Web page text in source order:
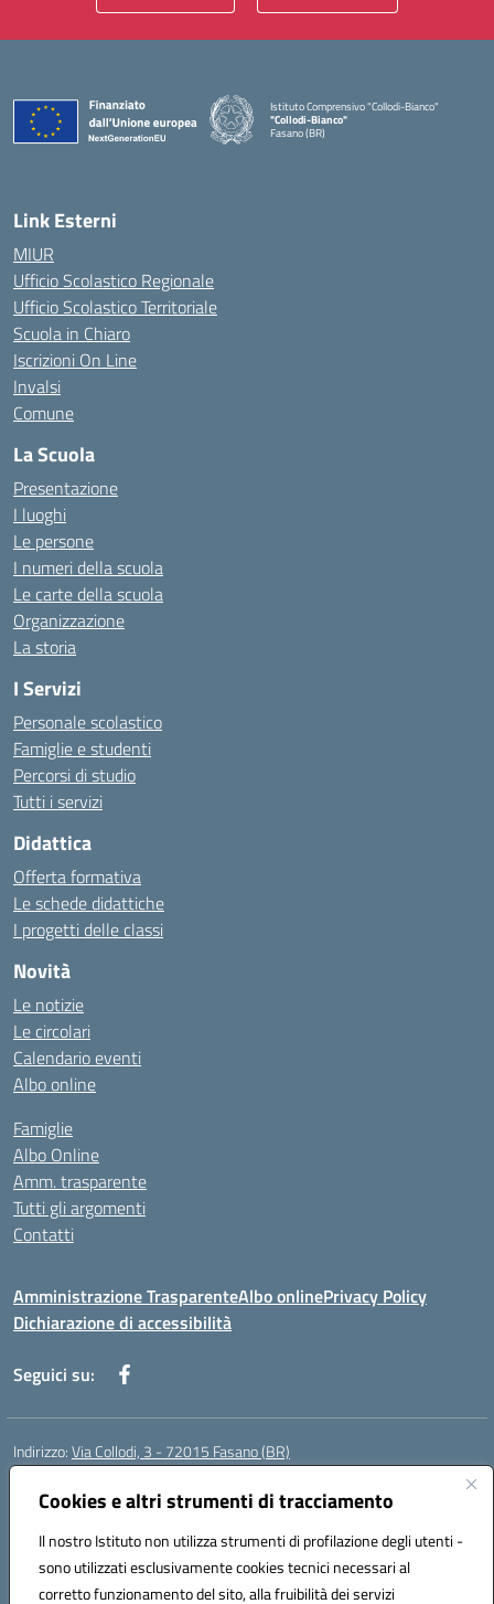
Cookies e altri strumenti di tracciamento
Il nostro Istituto non utilizza strumenti di profilazione degli utenti -
sono utilizzati esclusivamente cookies tecnici necessari al
corretto funzionamento del sito, alla fruibilità dei servizi
Istituto Comprensivo "Collodi-Bianco"
"Collodi-Bianco"
Fasano (BR)
Link Esterni
MIUR
Ufficio Scolastico Regionale
Ufficio Scolastico Territoriale
Scuola in Chiaro
Iscrizioni On Line
Invalsi
Comune
La Scuola
Presentazione
I luoghi
Le persone
I numeri della scuola
Le carte della scuola
Organizzazione
La storia
I Servizi
Personale scolastico
Famiglie e studenti
Percorsi di studio
Tutti i servizi
Didattica
Offerta formativa
Le schede didattiche
I progetti delle classi
Novità
Le notizie
Le circolari
Calendario eventi
Albo online
Famiglie
Albo Online
Amm. trasparente
Tutti gli argomenti
Contatti
Amministrazione TrasparenteAlbo onlinePrivacy Policy
Dichiarazione di accessibilità
Seguici su:
Indirizzo:Via Collodi, 3 - 72015 Fasano (BR)
Centralino:
Posta elettronica certificata (PEC):bric839004@pec.istruzione.it
Codice fiscale: 90059320748
Codice meccanografico:BRIC839004
Codice Indice delle Pubbliche Amministrazioni (IPA): istsc_bree02200r